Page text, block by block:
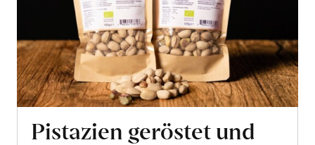
Pistazien geröstet und